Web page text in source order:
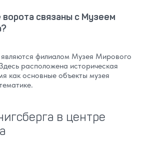
ворота связаны с Музеем
филиалом Музея Мирового
расположена историческая
как основные объекты музея
в центре